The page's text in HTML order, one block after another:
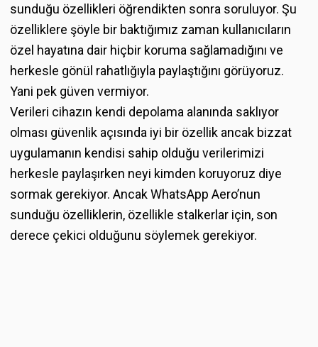
sunduğu özellikleri öğrendikten sonra soruluyor. Şu
özelliklere şöyle bir baktığımız zaman kullanıcıların
özel hayatına dair hiçbir koruma sağlamadığını ve
herkesle gönül rahatlığıyla paylaştığını görüyoruz.
Yani pek güven vermiyor.
Verileri cihazın kendi depolama alanında saklıyor
olması güvenlik açısında iyi bir özellik ancak bizzat
uygulamanın kendisi sahip olduğu verilerimizi
herkesle paylaşırken neyi kimden koruyoruz diye
sormak gerekiyor. Ancak WhatsApp Aero’nun
sunduğu özelliklerin, özellikle stalkerlar için, son
derece çekici olduğunu söylemek gerekiyor.